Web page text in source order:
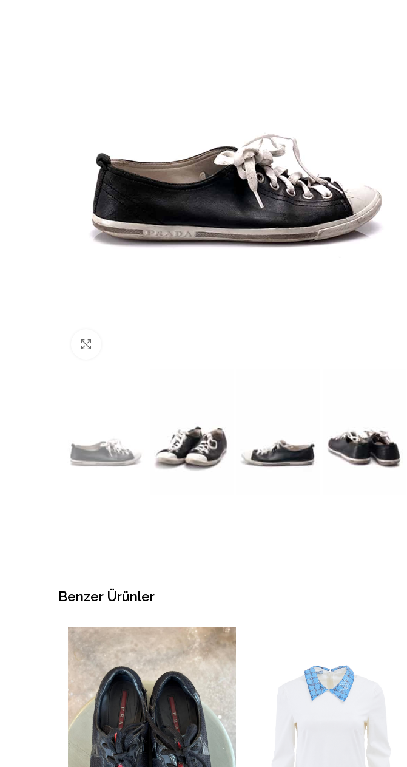
Benzer Ürünler